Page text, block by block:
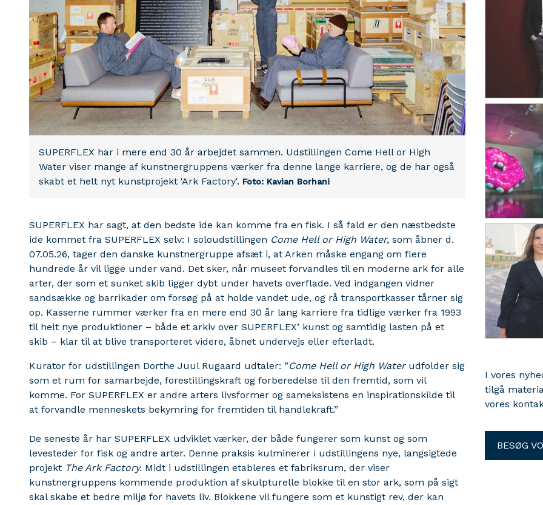
SUPERFLEX har i mere end 30 år arbejdet sammen. Udstillingen Come Hell or High
Water viser mange af kunstnergruppens værker fra denne lange karriere, og de har også
skabt et helt nyt kunstprojekt 'Ark Factory'. Foto: Kavian Borhani
SUPERFLEX har sagt, at den bedste ide kan komme fra en fisk. I så fald er den næstbedste
ide kommet fra SUPERFLEX selv: I soloudstillingen Come Hell or High Water, som åbner d.
07.05.26, tager den danske kunstnergruppe afsæt i, at Arken måske engang om flere
hundrede år vil ligge under vand. Det sker, når museet forvandles til en moderne ark for alle
arter, der som et sunket skib ligger dybt under havets overflade. Ved indgangen vidner
sandsække og barrikader om forsøg på at holde vandet ude, og rå transportkasser tårner sig
op. Kasserne rummer værker fra en mere end 30 år lang karriere fra tidlige værker fra 1993
til helt nye produktioner – både et arkiv over SUPERFLEX’ kunst og samtidig lasten på et
skib – klar til at blive transporteret videre, åbnet undervejs eller efterladt.
Kurator for udstillingen Dorthe Juul Rugaard udtaler: ”Come Hell or High Waterudfolder sig
som et rum for samarbejde, forestillingskraft og forberedelse til den fremtid, som vil
komme. For SUPERFLEX er andre arters livsformer og sameksistens en inspirationskilde til
at forvandle menneskets bekymring for fremtiden til handlekraft.”
De seneste år har SUPERFLEX udviklet værker, der både fungerer som kunst og som
levesteder for fisk og andre arter. Denne praksis kulminerer i udstillingens nye, langsigtede
projekt The Ark Factory. Midt i udstillingen etableres et fabriksrum, der viser
kunstnergruppens kommende produktion af skulpturelle blokke til en stor ark, som på sigt
skal skabe et bedre miljø for havets liv. Blokkene vil fungere som et kunstigt rev, der kan
I vores
tilgå
vores
BESØG